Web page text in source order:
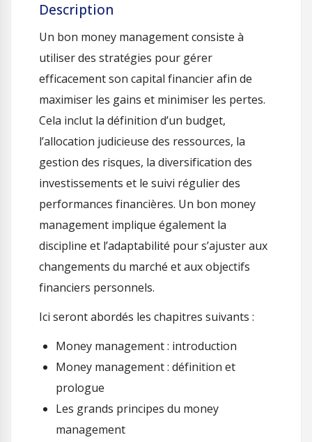
Description
Un bon money management consiste à
utiliser des stratégies pour gérer
efficacement son capital financier afin de
maximiser les gains et minimiser les pertes.
Cela inclut la définition d’un budget,
l’allocation judicieuse des ressources, la
gestion des risques, la diversification des
investissements et le suivi régulier des
performances financières. Un bon money
management implique également la
discipline et l’adaptabilité pour s’ajuster aux
changements du marché et aux objectifs
financiers personnels.
Ici seront abordés les chapitres suivants :
Money management : introduction
Money management : définition et
prologue
Les grands principes du money
management